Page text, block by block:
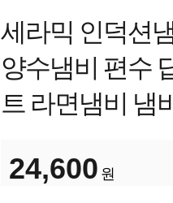
세라믹 인덕션
양수냄비 편수
트 라면냄비 냄
24,600 원